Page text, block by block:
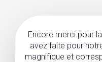
Encore merci pour
avez faite pour
magnifique et